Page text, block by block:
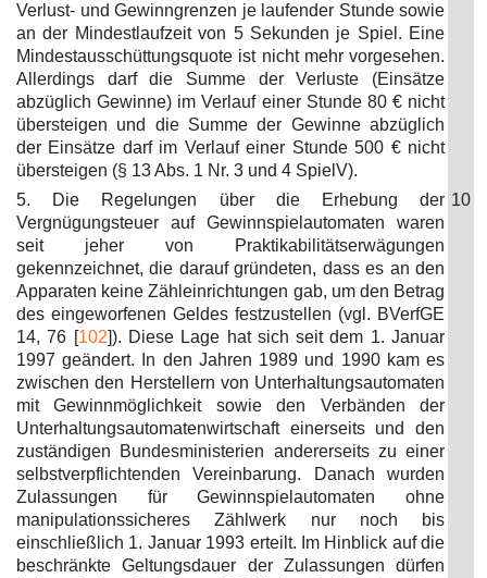
Verlust- und Gewinngrenzen je laufender Stunde sowie
an der Mindestlaufzeit von 5 Sekunden je Spiel. Eine
Mindestausschüttungsquote ist nicht mehr vorgesehen.
Allerdings darf die Summe der Verluste (Einsätze
abzüglich Gewinne) im Verlauf einer Stunde 80 € nicht
übersteigen und die Summe der Gewinne abzüglich
der Einsätze darf im Verlauf einer Stunde 500 € nicht
übersteigen (§ 13 Abs. 1 Nr. 3 und 4 SpielV).
5. Die Regelungen über die Erhebung der
Vergnügungsteuer auf Gewinnspielautomaten waren
seit jeher von Praktikabilitätserwägungen
gekennzeichnet, die darauf gründeten, dass es an den
Apparaten keine Zähleinrichtungen gab, um den Betrag
des eingeworfenen Geldes festzustellen (vgl. BVerfGE
14, 76 [102]). Diese Lage hat sich seit dem 1. Januar
1997 geändert. In den Jahren 1989 und 1990 kam es
zwischen den Herstellern von Unterhaltungsautomaten
mit Gewinnmöglichkeit sowie den Verbänden der
Unterhaltungsautomatenwirtschaft einerseits und den
zuständigen Bundesministerien andererseits zu einer
selbstverpflichtenden Vereinbarung. Danach wurden
Zulassungen für Gewinnspielautomaten ohne
manipulationssicheres Zählwerk nur noch bis
einschließlich 1. Januar 1993 erteilt. Im Hinblick auf die
beschränkte Geltungsdauer der Zulassungen dürfen
10